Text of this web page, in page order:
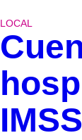
LOCAL